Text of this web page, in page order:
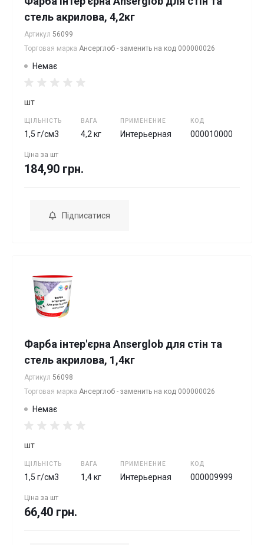
стель акрилова, 4,2кг
Артикул 56099
Торговая марка Ансерглоб - заменить на код 000000026
Немає
шт
ЩІЛЬНІСТЬ
1,5 г/см3
ВАГА
4,2 кг
ПРИМЕНЕНИЕ
Интерьерная
КОД
000010000
Ціна за шт
184,90 грн.
Підписатися
Фарба інтер'єрна Anserglob для стін та
стель акрилова, 1,4кг
Артикул 56098
Торговая марка Ансерглоб - заменить на код 000000026
Немає
шт
ЩІЛЬНІСТЬ
1,5 г/см3
ВАГА
1,4 кг
ПРИМЕНЕНИЕ
Интерьерная
КОД
000009999
Ціна за шт
66,40 грн.